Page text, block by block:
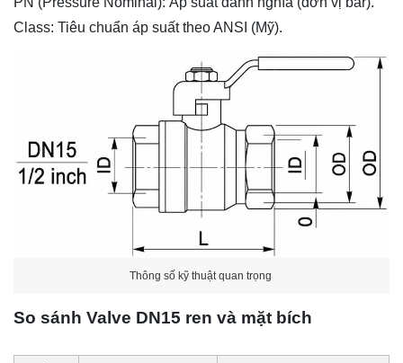
Class: Tiêu chuẩn áp suất theo ANSI (Mỹ).
Thông số kỹ thuật quan trọng
So sánh Valve DN15 ren và mặt bích